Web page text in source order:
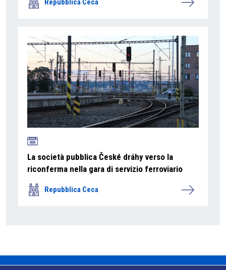
Repubblica Ceca
La società pubblica České dráhy verso la
riconferma nella gara di servizio ferroviario
Repubblica Ceca